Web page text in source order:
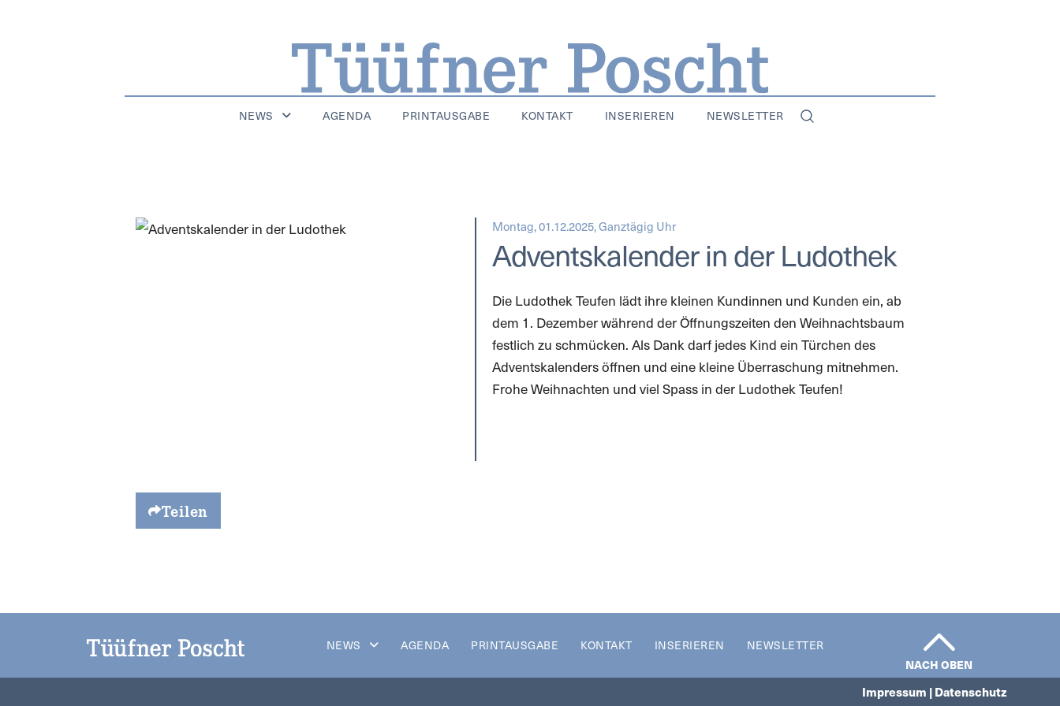
NEWS AGENDA PRINTAUSGABE KONTAKT INSERIEREN NEWSLETTER
Montag, 01.12.2025, Ganztägig Uhr
Adventskalender in der Ludothek
Die Ludothek Teufen lädt ihre kleinen Kundinnen und Kunden ein, ab
dem 1. Dezember während der Öffnungszeiten den Weihnachtsbaum
festlich zu schmücken. Als Dank darf jedes Kind ein Türchen des
Adventskalenders öffnen und eine kleine Überraschung mitnehmen.
Frohe Weihnachten und viel Spass in der Ludothek Teufen!
Teilen
NEWS AGENDA PRINTAUSGABE KONTAKT INSERIEREN NEWSLETTER
NACH OBEN
Impressum | Datenschutz